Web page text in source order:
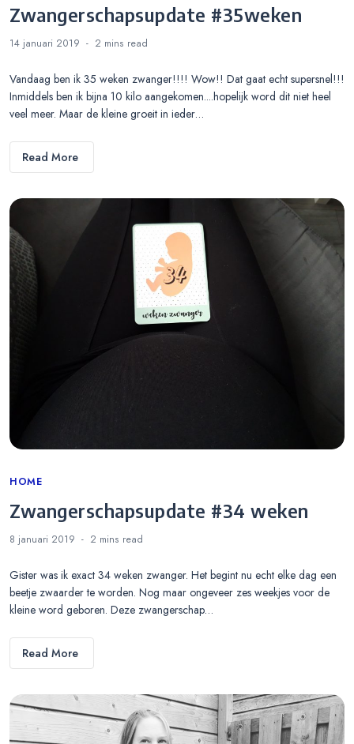
Zwangerschapsupdate #35weken
14 januari 2019 2 mins read
Vandaag ben ik 35 weken zwanger!!!! Wow!! Dat gaat echt supersnel!!!
Inmiddels ben ik bijna 10 kilo aangekomen....hopelijk word dit niet heel
veel meer. Maar de kleine groeit in ieder…
Read More
Categories
HOME
Zwangerschapsupdate #34 weken
8 januari 2019 2 mins read
Gister was ik exact 34 weken zwanger. Het begint nu echt elke dag een
beetje zwaarder te worden. Nog maar ongeveer zes weekjes voor de
kleine word geboren. Deze zwangerschap…
Read More